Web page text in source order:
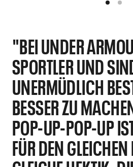
"BEI UNDER
SPORTLER UND
UNERMÜDLICH
BESSER ZU
POP-UP-POP-UP
FÜR DEN